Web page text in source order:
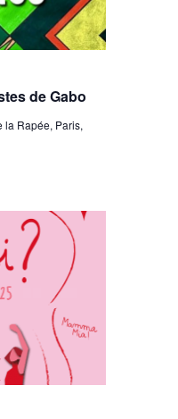
de Gabo
la Rapée, Paris,